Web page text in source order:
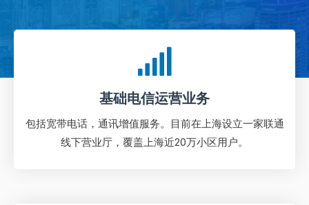
基础电信运营业务
包括宽带电话，通讯增值服务。目前在上海设立一家联通
线下营业厅，覆盖上海近20万小区用户。